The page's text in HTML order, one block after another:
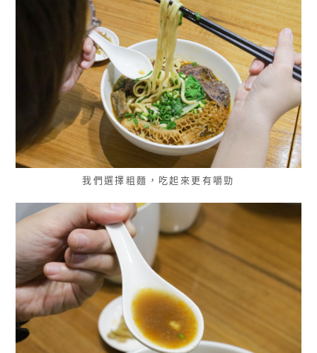
我們選擇粗麵，吃起來更有嚼勁